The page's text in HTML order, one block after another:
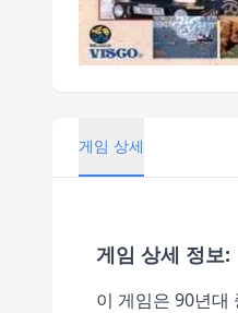
게임 상세
게임 상세 정보:
이 게임은 90년대